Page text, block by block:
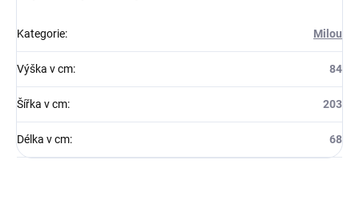
Kategorie: Milou
Výška v cm: 84
Šířka v cm: 203
Délka v cm: 68